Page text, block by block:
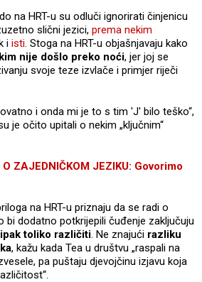
na HRT-u su odluči ignorirati činjenicu
slični jezici, prema nekim
i isti. Stoga na HRT-u objašnjavaju kako
nije došlo preko noći, jer joj se
svoje teze izvlače i primjer riječi
i onda mi je to s tim 'J' bilo teško“,
je očito upitali o nekim „ključnim“
ZAJEDNIČKOM JEZIKU: Govorimo
na HRT-u priznaju da se radi o
bi dodatno potkrijepili čuđenje zaključuju
toliko različiti. Ne znajući razliku
, kažu kada Tea u društvu „raspali na
pa puštaju djevojčinu izjavu koja